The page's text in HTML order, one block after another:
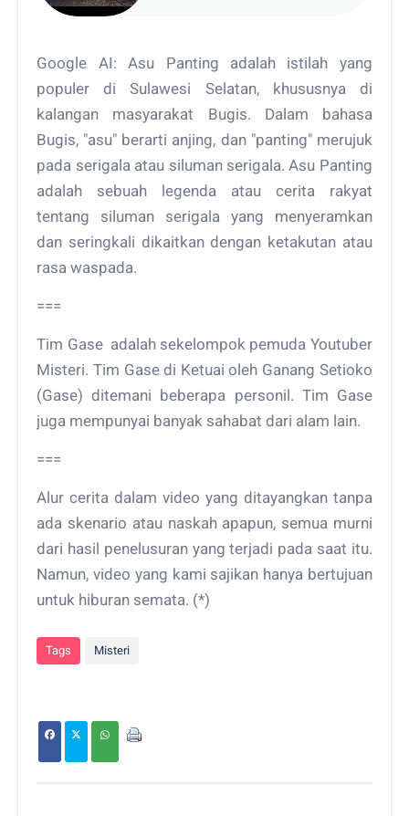
Google AI: Asu Panting adalah istilah yang
populer di Sulawesi Selatan, khususnya di
kalangan masyarakat Bugis. Dalam bahasa
Bugis, "asu" berarti anjing, dan "panting" merujuk
pada serigala atau siluman serigala. Asu Panting
adalah sebuah legenda atau cerita rakyat
tentang siluman serigala yang menyeramkan
dan seringkali dikaitkan dengan ketakutan atau
rasa waspada.
===
Tim Gase adalah sekelompok pemuda Youtuber
Misteri. Tim Gase di Ketuai oleh Ganang Setioko
(Gase) ditemani beberapa personil. Tim Gase
juga mempunyai banyak sahabat dari alam lain.
===
Alur cerita dalam video yang ditayangkan tanpa
ada skenario atau naskah apapun, semua murni
dari hasil penelusuran yang terjadi pada saat itu.
Namun, video yang kami sajikan hanya bertujuan
untuk hiburan semata. (*)
Tags Misteri